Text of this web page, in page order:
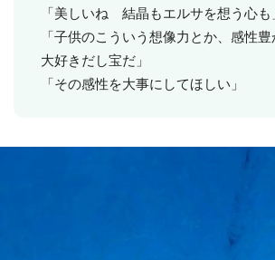
「美しいね 結晶もエルサを想う心も
「子供のこういう想像力とか、感性豊
大好きだし宝だ」
「その感性を大事にしてほしい」